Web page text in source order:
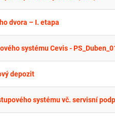
dvora – I. etapa
systému Cevis -
depozit
systému vč. servisní